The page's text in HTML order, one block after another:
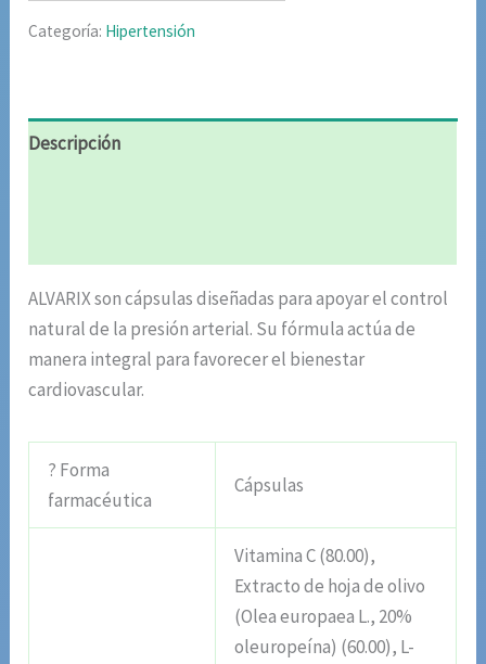
$85.02.$42.51.
Categoría: Hipertensión
Descripción
ALVARIX son cápsulas diseñadas para apoyar el control
natural de la presión arterial. Su fórmula actúa de
manera integral para favorecer el bienestar
cardiovascular.
? Forma
farmacéutica
Cápsulas
Vitamina C (80.00),
Extracto de hoja de olivo
(Olea europaea L., 20%
oleuropeína) (60.00), L-